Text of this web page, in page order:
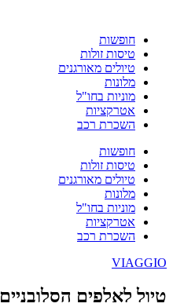
חופשות
טיסות זולות
טיולים מאורגנים
מלונות
מוניות בחו"ל
אטרקציות
השכרת רכב
חופשות
טיסות זולות
טיולים מאורגנים
מלונות
מוניות בחו"ל
אטרקציות
השכרת רכב
VIAGGIO
טיול לאלפים הסלובניים